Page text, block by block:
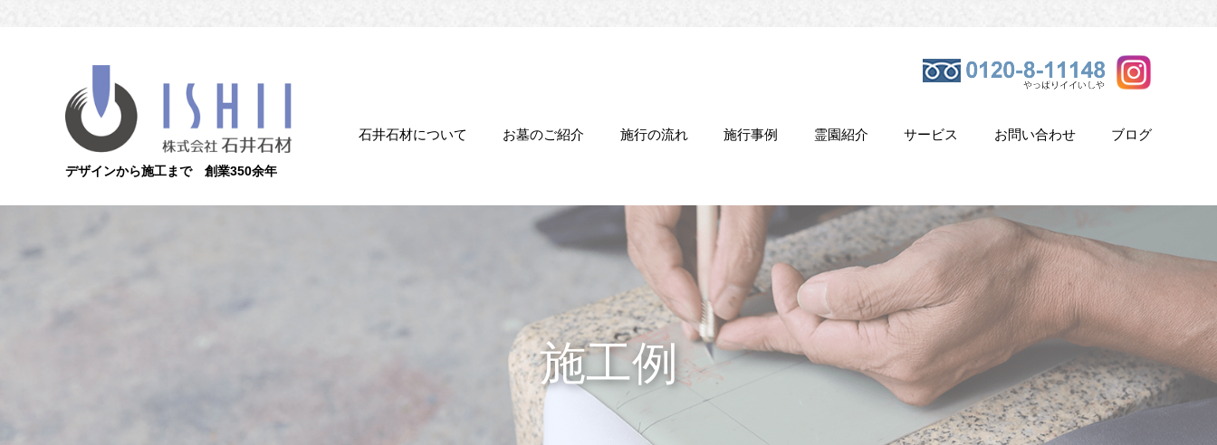
デザインから施工まで 創業350余年
石井石材について お墓のご紹介 施行の流れ 施行事例 霊園紹介 サービス お問い合わせ ブログ
施工例